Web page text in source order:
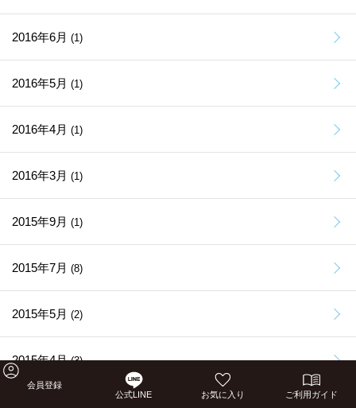
2016年6月 (1)
2016年5月 (1)
2016年4月 (1)
2016年3月 (1)
2015年9月 (1)
2015年7月 (8)
2015年5月 (2)
2015年4月(3)
会員登録
公式LINE
お気に入り ご利用ガイド